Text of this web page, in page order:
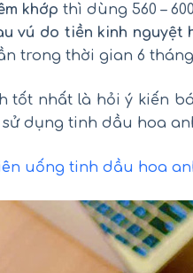
khớp thì dùng 560 –
vú do tiền kinh nguyệt
trong thời gian 6
tốt nhất là hỏi ý kiến
dụng tinh dầu hoa
uống tinh dầu hoa